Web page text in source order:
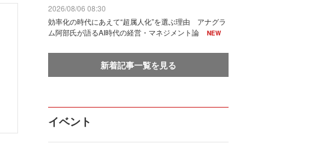
2026/08/06 08:30
効率化の時代にあえて“超属人化”を選ぶ理由 アナグラ
ム阿部氏が語るAI時代の経営・マネジメント論
NEW
新着記事一覧を見る
イベント